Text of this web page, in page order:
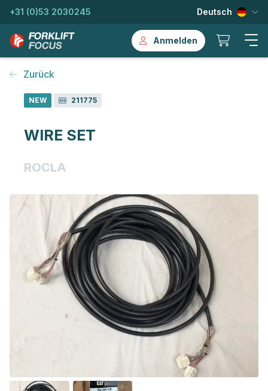
+31 (0)53 2030245 Deutsch
Anmelden
Zurück
NEW 211775
WIRE SET
ROCLA